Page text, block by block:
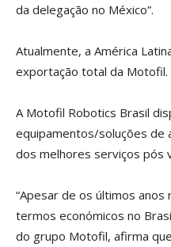
da delegação no México”.
Atualmente, a América
exportação total da Motofil.
A Motofil Robotics Brasil
equipamentos/soluções de
dos melhores serviços pós
“Apesar de os últimos
termos económicos no
do grupo Motofil, afirma